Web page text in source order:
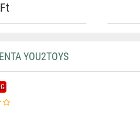
YOU2TOYS